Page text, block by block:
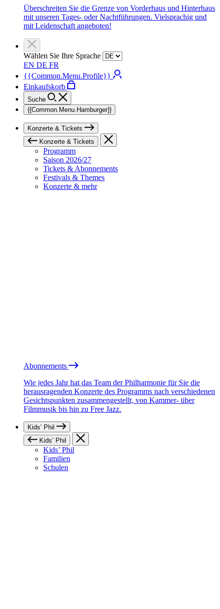
Überschreiten Sie die Grenze von Vorderhaus und Hinterhaus
mit unseren Tages- oder Nachtführungen. Vielsprachig und
mit Leidenschaft angeboten!
Wählen Sie Ihre Sprache
EN DE FR
{{Common.Menu.Profile}}
Einkaufskorb
Suche
{{Common.Menu.Hamburger}}
Konzerte & Tickets
Konzerte & Tickets
Programm
Saison 2026/27
Tickets & Abonnements
Festivals & Themes
Konzerte & mehr
Abonnements
Wie jedes Jahr hat das Team der Philharmonie für Sie die
herausragenden Konzerte des Programms nach verschiedenen
Gesichtspunkten zusammengestellt, von Kammer- über
Filmmusik bis hin zu Free Jazz.
Kids’ Phil
Kids’ Phil
Kids’ Phil
Familien
Schulen